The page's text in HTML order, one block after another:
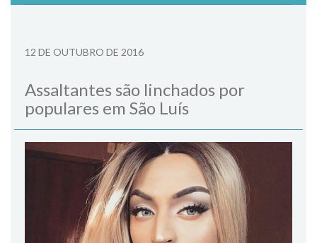
12 DE OUTUBRO DE 2016
Assaltantes são linchados por
populares em São Luís